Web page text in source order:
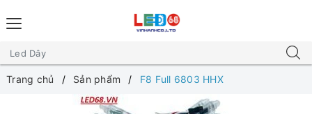
Trang chủ Sản phẩm F8 Full 6803 HHX